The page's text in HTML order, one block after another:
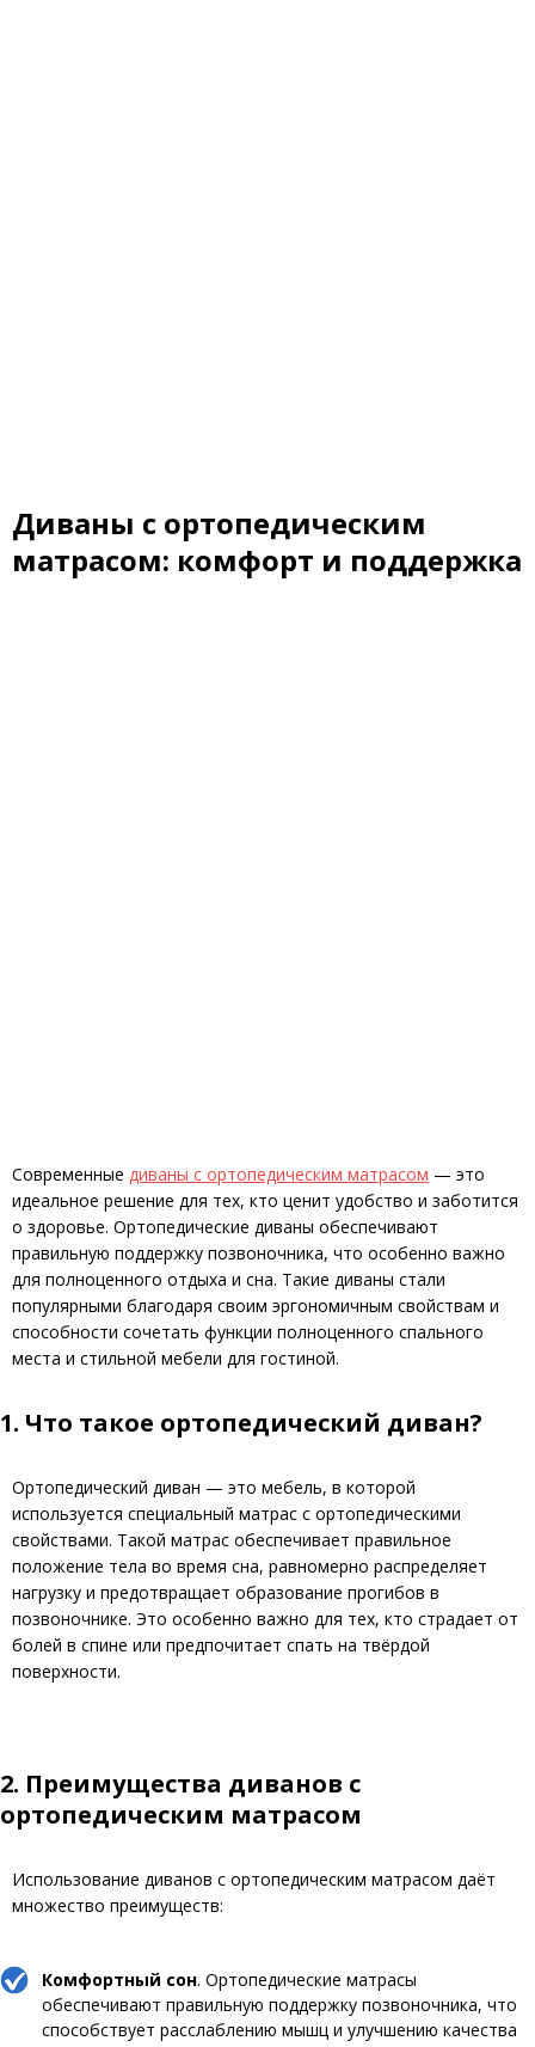
Диваны с ортопедическим
матрасом: комфорт и поддержка
Современные диваны с ортопедическим матрасом — это
идеальное решение для тех, кто ценит удобство и заботится
о здоровье. Ортопедические диваны обеспечивают
правильную поддержку позвоночника, что особенно важно
для полноценного отдыха и сна. Такие диваны стали
популярными благодаря своим эргономичным свойствам и
способности сочетать функции полноценного спального
места и стильной мебели для гостиной.
1. Что такое ортопедический диван?
Ортопедический диван — это мебель, в которой
используется специальный матрас с ортопедическими
свойствами. Такой матрас обеспечивает правильное
положение тела во время сна, равномерно распределяет
нагрузку и предотвращает образование прогибов в
позвоночнике. Это особенно важно для тех, кто страдает от
болей в спине или предпочитает спать на твёрдой
поверхности.
2. Преимущества диванов с
ортопедическим матрасом
Использование диванов с ортопедическим матрасом даёт
множество преимуществ:
Комфортный сон. Ортопедические матрасы
обеспечивают правильную поддержку позвоночника, что
способствует расслаблению мышц и улучшению качества